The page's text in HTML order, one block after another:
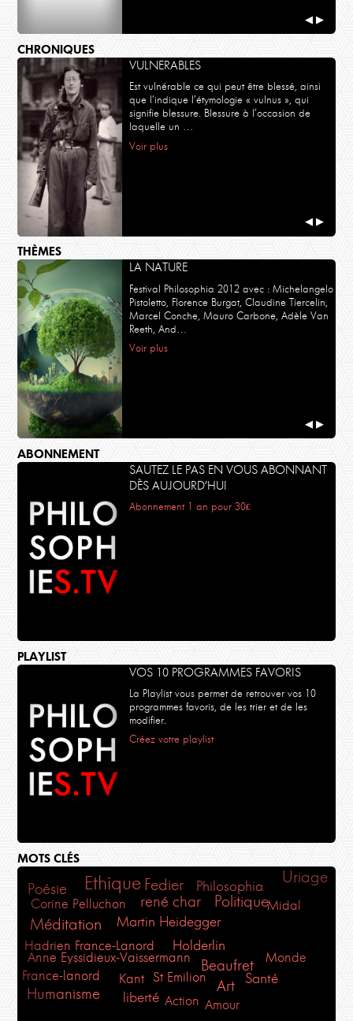
◀ ▶
CHRONIQUES
VULNERABLES
Est vulnérable ce qui peut être blessé, ainsi
que l’indique l’étymologie « vulnus », qui
signifie blessure. Blessure à l’occasion de
laquelle un …
Voir plus
◀ ▶
THÈMES
LA NATURE
Festival Philosophia 2012 avec : Michelangelo
Pistoletto, Florence Burgat, Claudine Tiercelin,
Marcel Conche, Mauro Carbone, Adèle Van
Reeth, And…
Voir plus
◀ ▶
ABONNEMENT
SAUTEZ LE PAS EN VOUS ABONNANT
DÈS AUJOURD’HUI
Abonnement 1 an pour 30€
PLAYLIST
VOS 10 PROGRAMMES FAVORIS
La Playlist vous permet de retrouver vos 10
programmes favoris, de les trier et de les
modifier.
Créez votre playlist
MOTS CLÉS
Poésie EthiqueFedier Philosophia
Uriage
Corine Pelluchon rené char PolitiqueMidal
Méditation
Martin Heidegger
Hadrien France-Lanord
Holderlin
Anne Eyssidieux-Vaissermann Beaufret
Monde
France-lanord
Kant St Emilion Art Santé
Humanisme liberté Action Amour